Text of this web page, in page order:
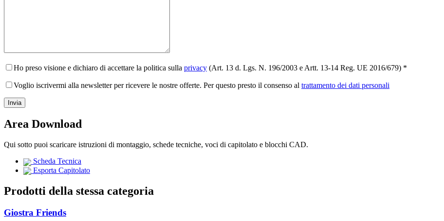
Ho preso visione e dichiaro di accettare la politica sulla privacy (Art. 13 d. Lgs. N. 196/2003 e Artt. 13-14 Reg. UE 2016/679) *
Voglio iscrivermi alla newsletter per ricevere le nostre offerte. Per questo presto il consenso al trattamento dei dati personali
Area Download
Qui sotto puoi scaricare istruzioni di montaggio, schede tecniche, voci di capitolato e blocchi CAD.
Scheda Tecnica
Esporta Capitolato
Prodotti della stessa categoria
Giostra Friends